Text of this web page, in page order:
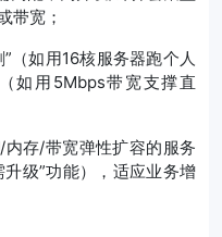
带宽；
”（如用16核服务器跑个人
如用5Mbps带宽支撑直
内存/带宽弹性扩容的服务
级”功能），适应业务增